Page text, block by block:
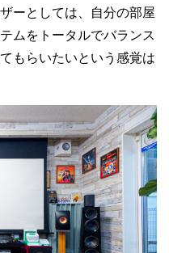
ーとしては、自分の部屋
ムをトータルでバランス
もらいたいという感覚は